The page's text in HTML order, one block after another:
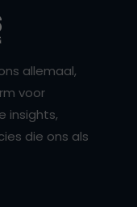
allemaal,
voor
insights,
die ons als